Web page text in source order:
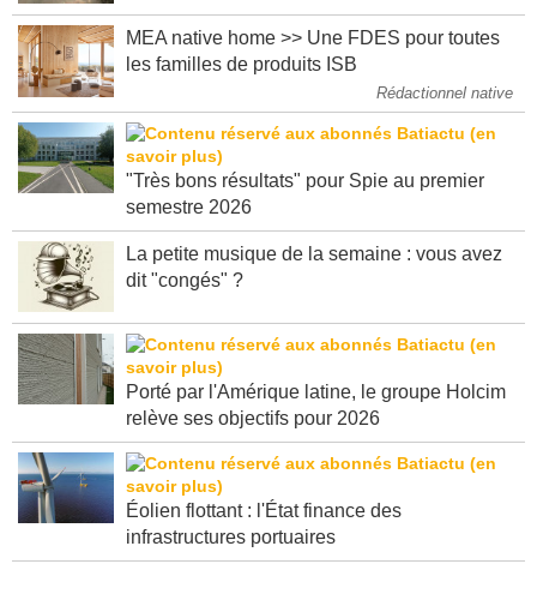
MEA native home >> Une FDES pour toutes
Rédactionnel native
"Très bons résultats" pour Spie au premier
La petite musique de la semaine : vous avez
Porté par l'Amérique latine, le groupe Holcim
Éolien flottant : l'État finance des